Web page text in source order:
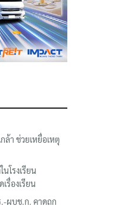
ล้า ช่วยเหยื่อเหตุ
โรงเรียน
รื่องเรียน
ผบช.ก. คาดถก